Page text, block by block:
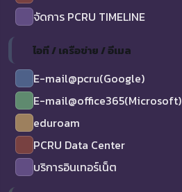
จัดการ PCRU TIMELINE
ไอที / เครือข่าย / อีเมล
E-mail@pcru(Google)
E-mail@office365(Microsoft)
eduroam
PCRU Data Center
บริการอินเทอร์เน็ต